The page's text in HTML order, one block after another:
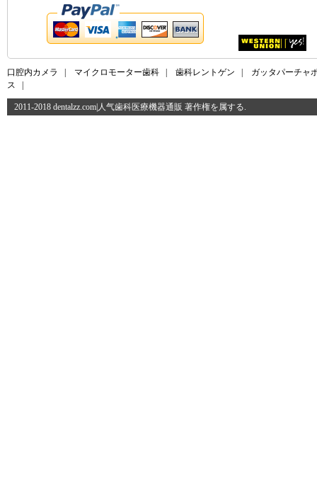
口腔内カメラ マイクロモーター歯科 歯科レントゲン
ガッタパーチャ
ス
2011-2018 dentalzz.com|人气歯科医療機器通販 著作権を属する.